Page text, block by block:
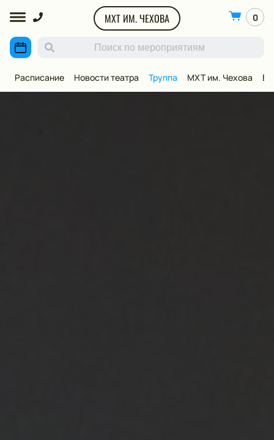
МХТ ИМ. ЧЕХОВА 0
Расписание Новости театра Труппа МХТ им. Чехова